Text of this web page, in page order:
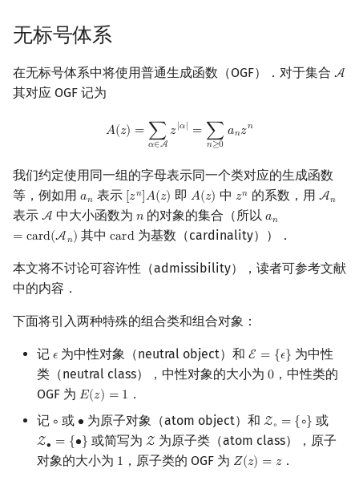
致谢
Geany
Xcode
Sublime Text
CP Editor
Code::Blocks
Testlib
Polygon
Git
编译优化
Java 进阶
桶排序
希尔排序
Tim 排序
排序相关 STL
排序应用
二分
倍增
回溯法
Dancing Links
数位 DP
插头 DP
概率 DP
DP 套 DP
DP 优化
其它 DP 方法
Z 函数（扩展 KMP）
AC 自动机
后缀平衡树
广义后缀自动机
后缀树
Manacher
回文树
序列自动机
最小表示法
费马小定理 & 欧拉定理
模逆元
升幂引理
阶乘取模
卢卡斯定理
同余方程
二次剩余
阶 & 原根
离散对数
参考文献
伯努利数
Entringer Number
范德蒙德卷积
Pólya 计数
图论计数
线性映射
特征多项式
单调栈
单调队列
线段树
划分树
二叉搜索树 & 平衡树
左偏红黑树
AA 树
跳表
可持久化数据结构
树套树
K-D Tree
动态树分治
AHU 算法
树上随机游走
最短路问题
生成树问题
连通性相关
环计数问题
最小环
2-SAT
欧拉图
哈密顿图
二分图
旋转卡壳
半平面交
反演变换
计算几何杂项
计算理论基础
字节顺序
在一台机器上规划任务
主元素问题
Garsia–Wachs 算法
15-puzzle
Kahan 求和
珂朵莉树/颜色段均摊
空间优化简介
无标号体系
在无标号体系中将使用普通生成函数（OGF）．对于集合 A
A
其对应 OGF 记为
𝐴(𝑧) = ∑
𝛼∈A
𝑧|𝛼| = ∑
𝑛≥0
𝑎𝑛𝑧𝑛
A(z)=∑α∈A z|α| =∑ n≥0an zn
我们约定使用同一组的字母表示同一个类对应的生成函数
等，例如用 𝑎𝑛
an 表示 [𝑧𝑛]𝐴(𝑧)
[zn]A(z) 即 𝐴(𝑧)
A(z) 中 𝑧𝑛
zn 的系数，用 A𝑛
An
表示 A
A 中大小函数为 𝑛
n 的对象的集合（所以𝑎𝑛
= card(A𝑛)
an
其中card
card为基数（cardinality））．
本文将不讨论可容许性（admissibility），读者可参考文献
中的内容．
下面将引入两种特殊的组合类和组合对象：
记 𝜖
ϵ 为中性对象（neutral object）和E = {𝜖}
E ={ϵ }
为中性
类（neutral class），中性对象的大小为 0
0 ，中性类的
OGF 为 𝐸(𝑧) = 1
E(z)= 1
．
记 ∘
∘ 或 ∙
∙ 为原子对象（atom object）和 Z∘ = {∘}
Z∘ ={∘} 或
Z∙ = {∙}
Z∙= ∙} 或简写为 Z
Z 为原子类（atom class），原子
对象的大小为 1
1 ，原子类的 OGF 为 𝑍(𝑧) = 𝑧
Z(z)= z ．